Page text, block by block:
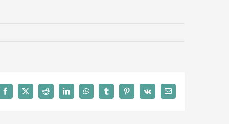
Facebook
X Reddit LinkedInWhatsAppTumblrPinterest
Vk Email